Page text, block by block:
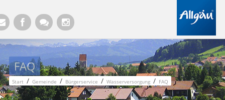
FAQ
Start / Gemeinde / Bürgerservice / Wasserversorgung / FAQ